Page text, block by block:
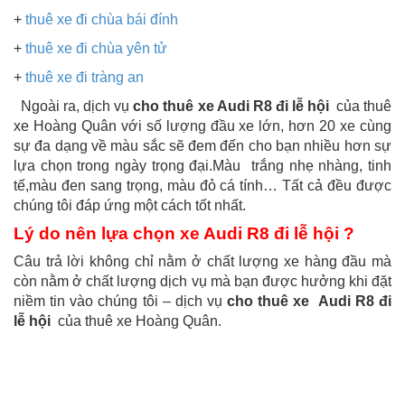
+ thuê xe đi chùa bái đính
+ thuê xe đi chùa yên tử
+ thuê xe đi tràng an
Ngoài ra, dịch vụ cho thuê xe Audi R8 đi lễ hội của thuê
xe Hoàng Quân với số lượng đầu xe lớn, hơn 20 xe cùng
sự đa dạng về màu sắc sẽ đem đến cho bạn nhiều hơn sự
lựa chọn trong ngày trọng đại.Màu trắng nhẹ nhàng, tinh
tế,màu đen sang trọng, màu đỏ cá tính… Tất cả đều được
chúng tôi đáp ứng một cách tốt nhất.
Lý do nên lựa chọn xe Audi R8 đi lễ hội ?
Câu trả lời không chỉ nằm ở chất lượng xe hàng đầu mà
còn nằm ở chất lượng dịch vụ mà bạn được hưởng khi đặt
niềm tin vào chúng tôi – dịch vụcho thuê xe
Audi R8 đi
lễ hội của thuê xe Hoàng Quân.